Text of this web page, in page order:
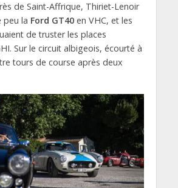
de Saint-Affrique, Thiriet-Lenoir
peu la Ford GT40en VHC, et les
de truster les places
Sur le circuit albigeois, écourté à
tours de course après deux